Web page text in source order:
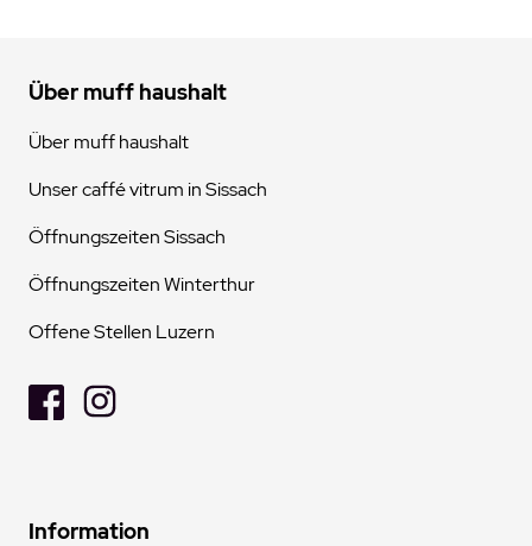
Über muff haushalt
Über muff haushalt
Unser caffé vitrum in Sissach
Öffnungszeiten Sissach
Öffnungszeiten Winterthur
Offene Stellen Luzern
Information